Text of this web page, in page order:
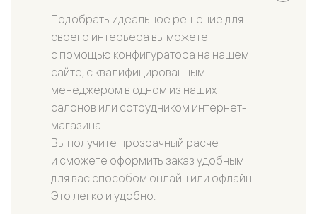
Подобрать идеальное решение для
своего интерьера вы можете
с помощью конфигуратора на нашем
сайте, с квалифицированным
менеджером в одном из наших
салонов или сотрудником интернет-
магазина.
Вы получите прозрачный расчет
и сможете оформить заказ удобным
для вас способом онлайн или офлайн.
Это легко и удобно.